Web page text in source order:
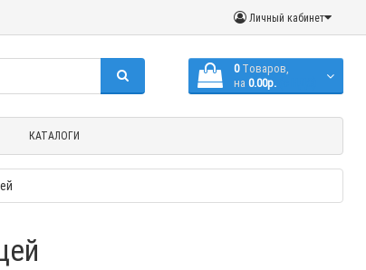
Личный кабинет
0 Tоваров,
на 0.00р.
КАТАЛОГИ